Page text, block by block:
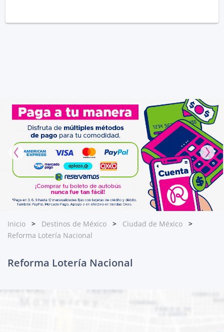
Inicio Destinos de México
Ciudad de México
Reforma Lotería Nacional
Reforma Lotería Nacional